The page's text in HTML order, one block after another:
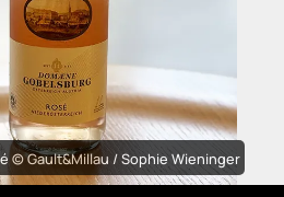
© Gault&Millau / Sophie Wieninger